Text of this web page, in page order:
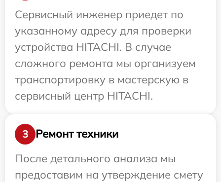
Сервисный инженер приедет по
указанному адресу для проверки
устройства HITACHI. В случае
сложного ремонта мы организуем
транспортировку в мастерскую в
сервисный центр HITACHI.
3
Ремонт техники
После детального анализа мы
предоставим на утверждение смету